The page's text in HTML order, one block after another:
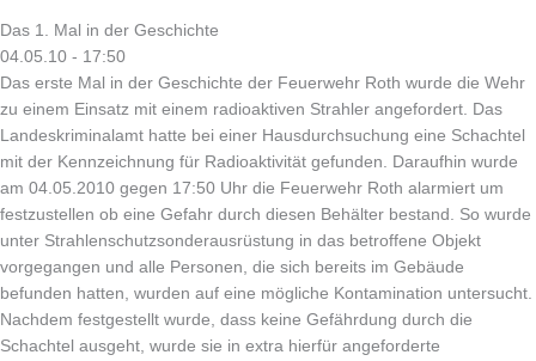
Das 1. Mal in der Geschichte
04.05.10 - 17:50
Das erste Mal in der Geschichte der Feuerwehr Roth wurde die Wehr
zu einem Einsatz mit einem radioaktiven Strahler angefordert. Das
Landeskriminalamt hatte bei einer Hausdurchsuchung eine Schachtel
mit der Kennzeichnung für Radioaktivität gefunden. Daraufhin wurde
am 04.05.2010 gegen 17:50 Uhr die Feuerwehr Roth alarmiert um
festzustellen ob eine Gefahr durch diesen Behälter bestand. So wurde
unter Strahlenschutzsonderausrüstung in das betroffene Objekt
vorgegangen und alle Personen, die sich bereits im Gebäude
befunden hatten, wurden auf eine mögliche Kontamination untersucht.
Nachdem festgestellt wurde, dass keine Gefährdung durch die
Schachtel ausgeht, wurde sie in extra hierfür angeforderte